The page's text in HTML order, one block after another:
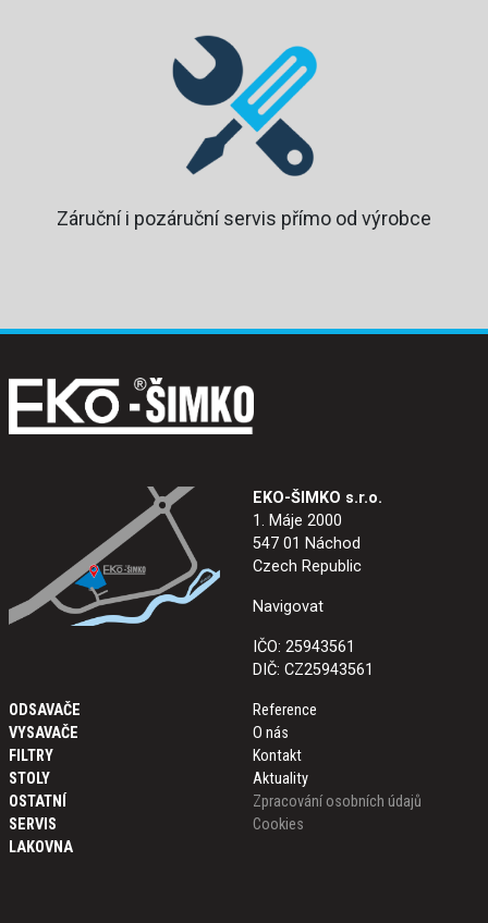
Záruční i pozáruční servis přímo od výrobce
EKO-ŠIMKO s.r.o.
1. Máje 2000
547 01 Náchod
Czech Republic
Navigovat
IČO: 25943561
DIČ: CZ25943561
ODSAVAČE
VYSAVAČE
FILTRY
STOLY
OSTATNÍ
SERVIS
LAKOVNA
Reference
O nás
Kontakt
Aktuality
Zpracování osobních údajů
Cookies